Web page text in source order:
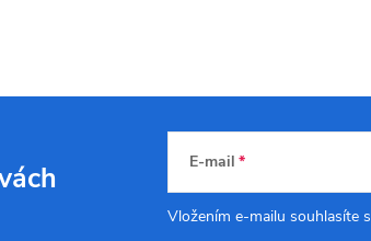
E-mail
Vložením e-mailu souhlasíte s